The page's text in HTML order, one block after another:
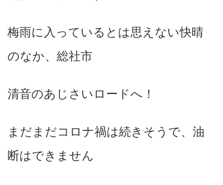
梅雨に入っているとは思えない快晴
のなか、総社市
清音のあじさいロードへ！
まだまだコロナ禍は続きそうで、油
断はできません